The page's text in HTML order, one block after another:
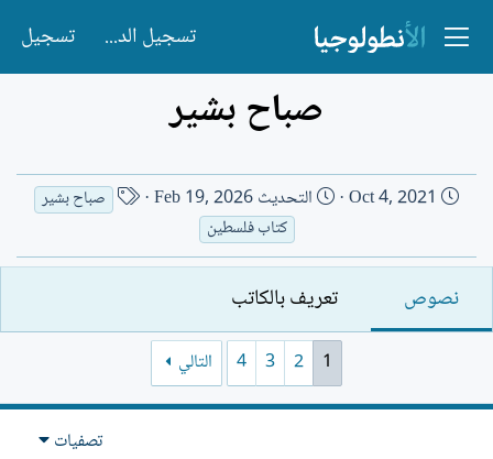
تسجيل الدخول تسجيل
صباح بشير
ر
ي
خ
ا
ن
Oct 4, 2021 التحديثFeb 19, 2026
ا
م
ا
ك
ب
صباح بشير
كتاب فلسطين
نصوص تعريف بالكاتب
1
2
3
4 التالي
تصفيات